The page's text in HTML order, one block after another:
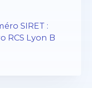
SIRET :
RCS Lyon B